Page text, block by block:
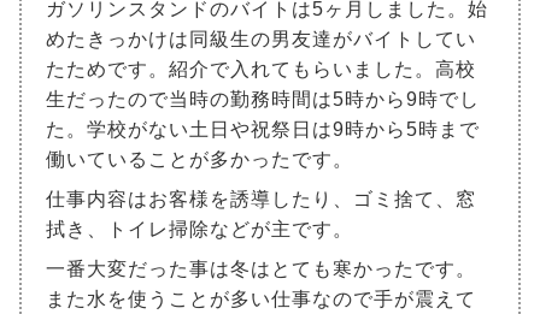
ガソリンスタンドのバイトは5ヶ月しました。始
めたきっかけは同級生の男友達がバイトしてい
たためです。紹介で入れてもらいました。高校
生だったので当時の勤務時間は5時から9時でし
た。学校がない土日や祝祭日は9時から5時まで
働いていることが多かったです。
仕事内容はお客様を誘導したり、ゴミ捨て、窓
拭き、トイレ掃除などが主です。
一番大変だった事は冬はとても寒かったです。
また水を使うことが多い仕事なので手が震えて